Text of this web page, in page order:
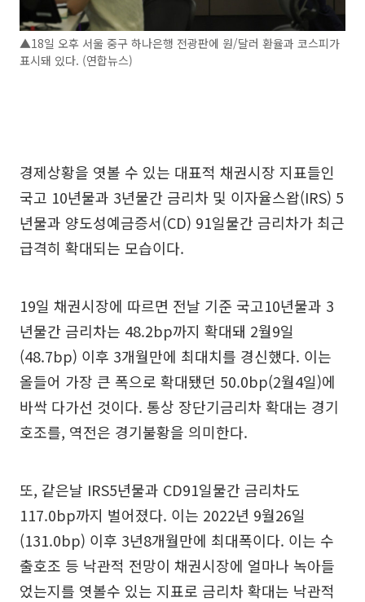
▲18일 오후 서울 중구 하나은행 전광판에 원/달러 환율과 코스피가
표시돼 있다. (연합뉴스)
경제상황을 엿볼 수 있는 대표적 채권시장 지표들인
국고 10년물과 3년물간 금리차 및 이자율스왑(IRS) 5
년물과 양도성예금증서(CD) 91일물간 금리차가 최근
급격히 확대되는 모습이다.
19일 채권시장에 따르면 전날 기준 국고10년물과 3
년물간 금리차는 48.2bp까지 확대돼 2월9일
(48.7bp) 이후 3개월만에 최대치를 경신했다. 이는
올들어 가장 큰 폭으로 확대됐던 50.0bp(2월4일)에
바싹 다가선 것이다. 통상 장단기금리차 확대는 경기
호조를, 역전은 경기불황을 의미한다.
또, 같은날 IRS5년물과 CD91일물간 금리차도
117.0bp까지 벌어졌다. 이는 2022년 9월26일
(131.0bp) 이후 3년8개월만에 최대폭이다. 이는 수
출호조 등 낙관적 전망이 채권시장에 얼마나 녹아들
었는지를 엿볼수 있는 지표로 금리차 확대는 낙관적